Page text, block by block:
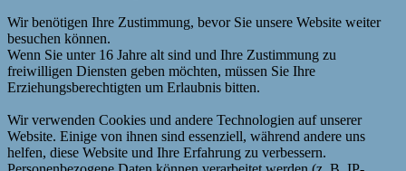
Wir benötigen Ihre Zustimmung, bevor Sie unsere Website weiter
besuchen können.
Wenn Sie unter 16 Jahre alt sind und Ihre Zustimmung zu
freiwilligen Diensten geben möchten, müssen Sie Ihre
Erziehungsberechtigten um Erlaubnis bitten.
Wir verwenden Cookies und andere Technologien auf unserer
Website. Einige von ihnen sind essenziell, während andere uns
helfen, diese Website und Ihre Erfahrung zu verbessern.